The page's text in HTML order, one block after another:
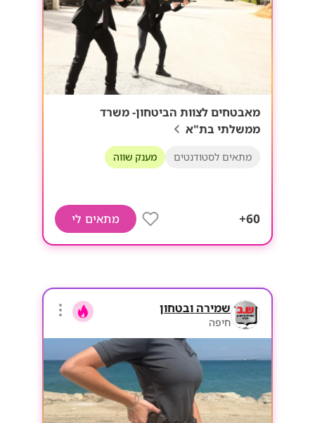
מאבטחים לצוות הביטחון- משרד
ממשלתי בת"א
מתאים לסטודנטים מענק שווה
60+ מתאים לי
שמירה ובטחון
חיפה